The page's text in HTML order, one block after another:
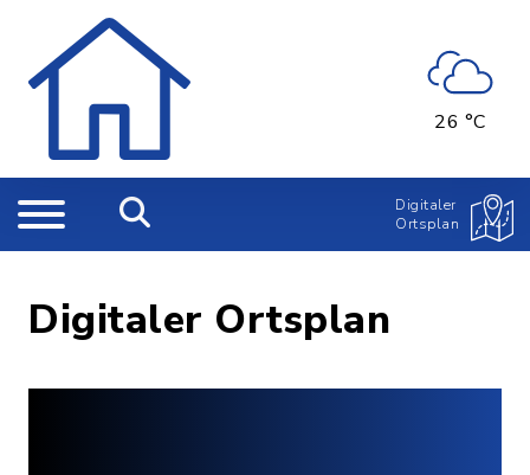
26 °C
Digitaler
Ortsplan
Digitaler Ortsplan